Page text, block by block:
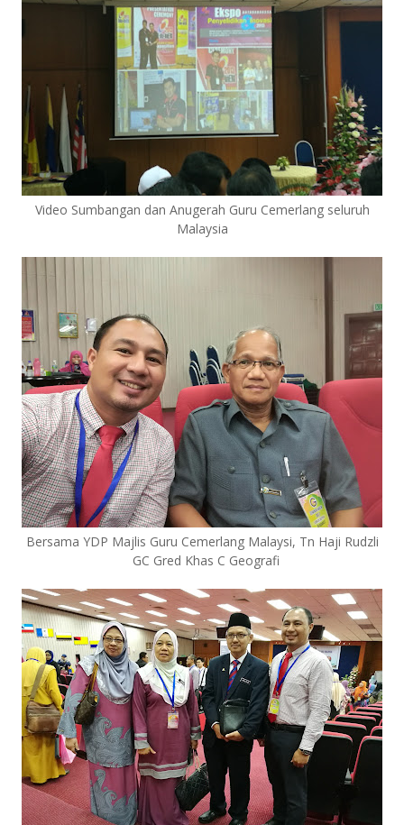
Video Sumbangan dan Anugerah Guru Cemerlang seluruh
Malaysia
Bersama YDP Majlis Guru Cemerlang Malaysi, Tn Haji Rudzli
GC Gred Khas C Geografi